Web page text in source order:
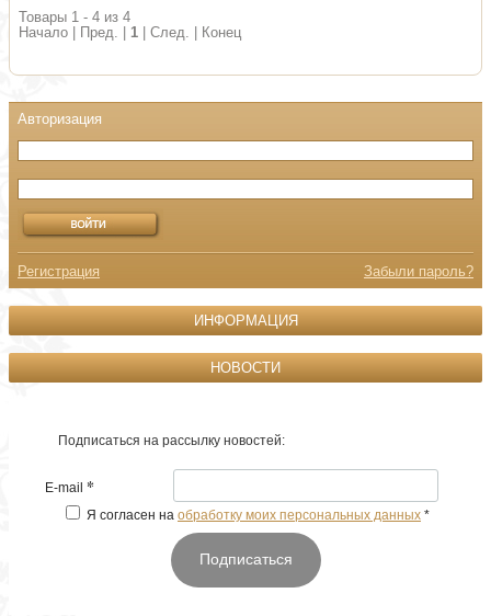
Товары 1 - 4 из 4
Начало | Пред. | 1 | След. | Конец
Регистрация Забыли пароль?
ИНФОРМАЦИЯ
НОВОСТИ
Подписаться на рассылку новостей:
E-mail *
Я согласен на обработку моих персональных данных *
Подписаться